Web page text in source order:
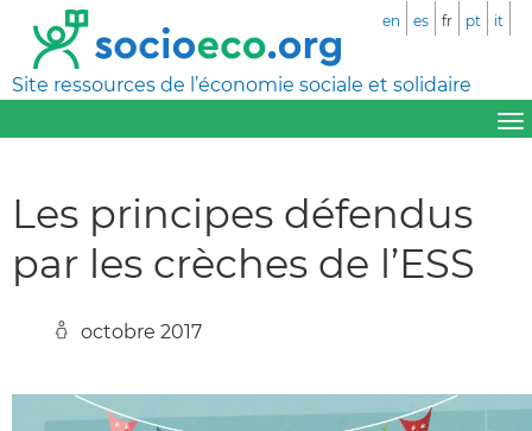
Site ressources de l’économie sociale et solidaire
en es fr pt it
Les principes défendus
par les crèches de l’ESS
octobre 2017